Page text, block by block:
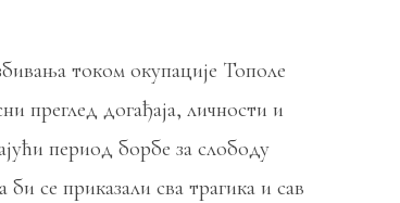
током окупације Тополе
преглед догађаја, личности и
период борбе за слободу
се приказали сва трагика и сав